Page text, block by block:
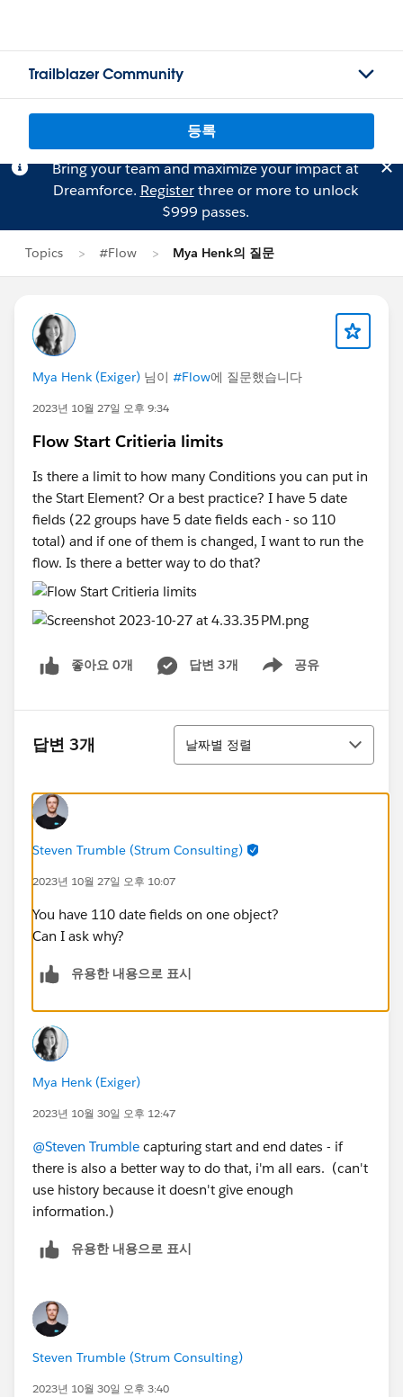
Trailblazer Community
등록
Bring your team and maximize your impact at
Dreamforce. Registerthree or more to unlock
$999 passes.
Topics #Flow Mya Henk의 질문
Mya Henk (Exiger) 님이 #Flow에 질문했습니다
2023년 10월 27일 오후 9:34
Flow Start Critieria limits
Is there a limit to how many Conditions you can put in
the Start Element? Or a best practice? I have 5 date
fields (22 groups have 5 date fields each - so 110
total) and if one of them is changed, I want to run the
flow. Is there a better way to do that?
좋아요 0개 답변 3개 공유
Show menu
답변 3개
정렬
날짜별 정렬
Steven Trumble (Strum Consulting)
2023년 10월 27일 오후 10:07
You have 110 date fields on one object?
Can I ask why?
유용한 내용으로 표시
Mya Henk (Exiger)
2023년 10월 30일 오후 12:47
@Steven Trumble capturing start and end dates - if
there is also a better way to do that, i'm all ears. (can't
use history because it doesn't give enough
information.)
유용한 내용으로 표시
Steven Trumble (Strum Consulting)
2023년 10월 30일 오후 3:40